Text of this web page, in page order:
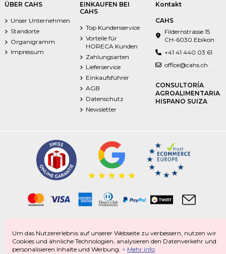
ÜBER CAHS
Unser Unternehmen
Standorte
Organigramm
Impressum
EINKAUFEN BEI
CAHS
Top Kundenservice
Vorteile für
HORECA Kunden
Zahlungsarten
Lieferservice
Einkaufsführer
AGB
Datenschutz
Newsletter
Kontakt
CAHS
Fildernstrasse 15
CH-6030 Ebikon
+41 41 440 03 61
office@cahs.ch
CONSULTORÍA
AGROALIMENTARIA
HISPANO SUIZA
Italienische Spezialitäten | Spanische Spezialitäten | Schweizer Spezialitäten |
Portugiesische Spezialitäten
Um das Nutzererlebnis auf unserer Webseite zu verbessern, nutzen wir
Cookies und ähnliche Technologien, analysieren den Datenverkehr und
personalisieren Inhalte und Werbung. > Mehr info